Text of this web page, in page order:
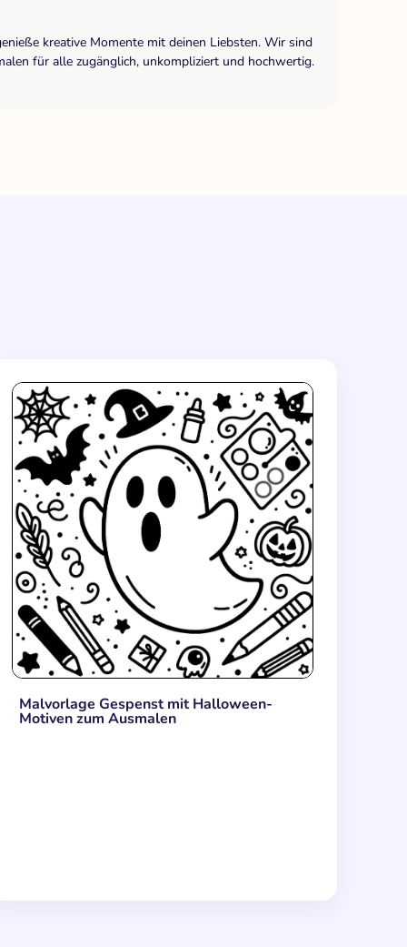
kreative Momente mit deinen Liebsten. Wir sind
für alle zugänglich, unkompliziert und hochwertig.
Malvorlage Gespenst mit Halloween-
Motiven zum Ausmalen